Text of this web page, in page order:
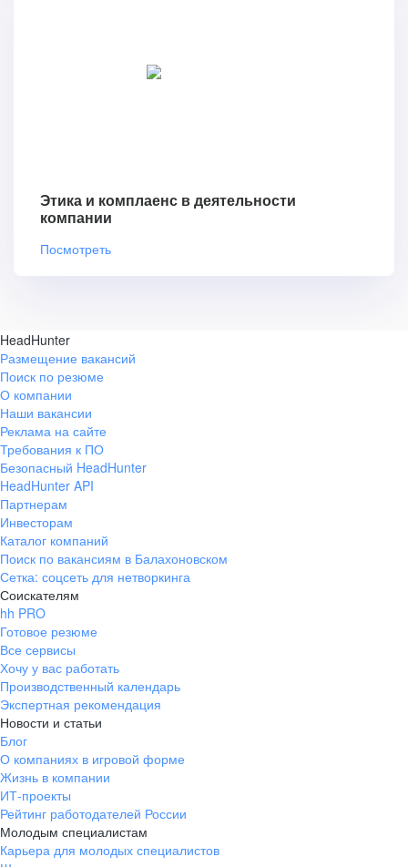
Этика и комплаенс в деятельности
компании
Посмотреть
HeadHunter
Размещение вакансий
Поиск по резюме
О компании
Наши вакансии
Реклама на сайте
Требования к ПО
Безопасный HeadHunter
HeadHunter API
Партнерам
Инвесторам
Каталог компаний
Поиск по вакансиям в Балахоновском
Сетка: соцсеть для нетворкинга
Соискателям
hh PRO
Готовое резюме
Все сервисы
Хочу у вас работать
Производственный календарь
Экспертная рекомендация
Новости и статьи
Блог
О компаниях в игровой форме
Жизнь в компании
ИТ-проекты
Рейтинг работодателей России
Молодым специалистам
Карьера для молодых специалистов